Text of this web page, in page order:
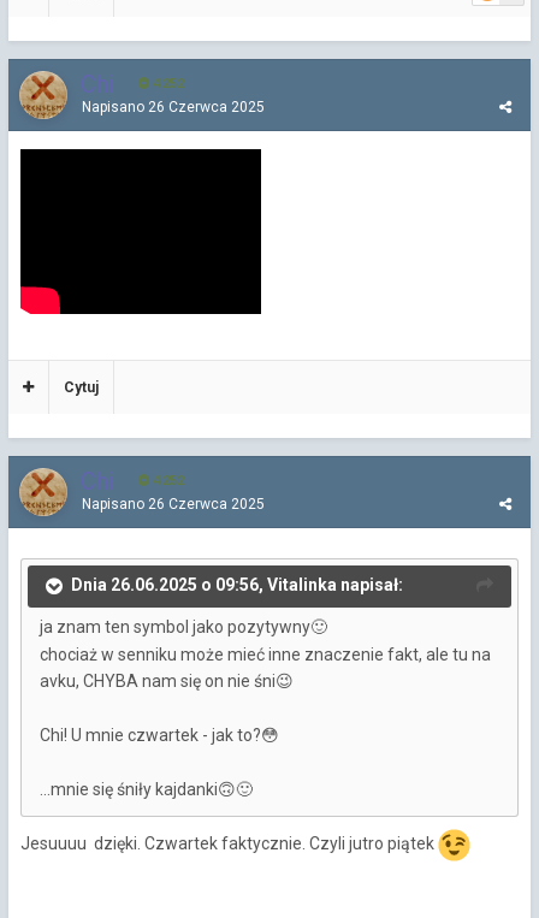
Chi 4 252
Napisano 26 Czerwca 2025
Cytuj
Chi 4 252
Napisano 26 Czerwca 2025
Dnia 26.06.2025 o 09:56, Vitalinka napisał:
ja znam ten symbol jako pozytywny🙂
chociaż w senniku może mieć inne znaczenie fakt, ale tu na
avku, CHYBA nam się on nie śni😉
Chi! U mnie czwartek - jak to?😳
...mnie się śniły kajdanki🙃🙂
Jesuuuu dzięki. Czwartek faktycznie. Czyli jutro piątek